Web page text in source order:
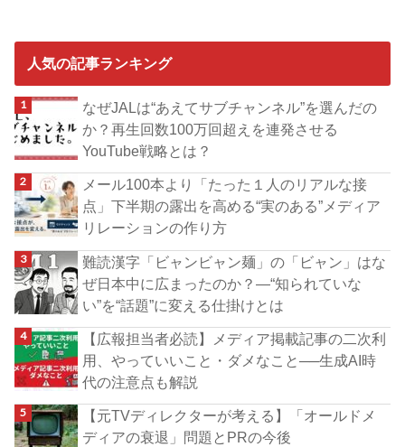
人気の記事ランキング
なぜJALは“あえてサブチャンネル”を選んだの
か？再生回数100万回超えを連発させる
YouTube戦略とは？
メール100本より「たった１人のリアルな接
点」下半期の露出を高める“実のある”メディア
リレーションの作り方
難読漢字「ビャンビャン麺」の「ビャン」はな
ぜ日本中に広まったのか？―“知られていな
い”を“話題”に変える仕掛けとは
【広報担当者必読】メディア掲載記事の二次利
用、やっていいこと・ダメなこと──生成AI時
代の注意点も解説
【元TVディレクターが考える】「オールドメ
ディアの衰退」問題とPRの今後